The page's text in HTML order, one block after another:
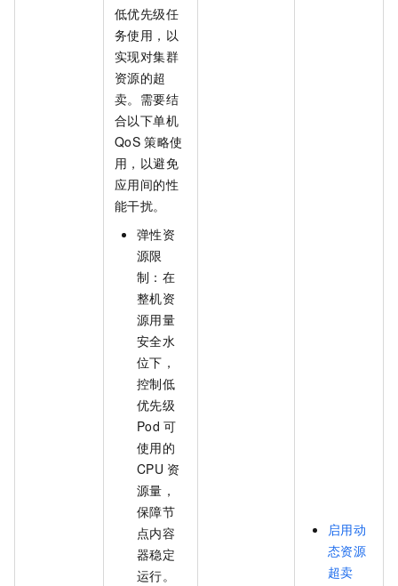
低优先级任
务使用，以
实现对集群
资源的超
卖。需要结
合以下单机
QoS 策略使
用，以避免
应用间的性
能干扰。
弹性资
源限
制：在
整机资
源用量
安全水
位下，
控制低
优先级
Pod 可
使用的
CPU 资
源量，
保障节
点内容
器稳定
运行。
启用动
态资源
超卖